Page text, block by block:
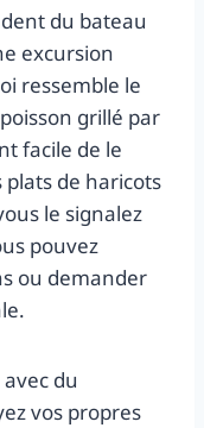
du bateau
excursion
ressemble le
grillé par
facile de le
plats de haricots
le signalez
pouvez
ou demander
du
vos propres